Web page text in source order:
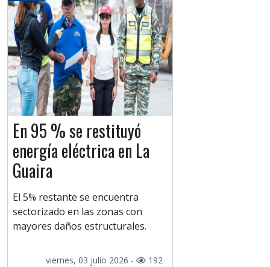
En 95 % se restituyó
energía eléctrica en La
Guaira
El 5% restante se encuentra
sectorizado en las zonas con
mayores daños estructurales.
viernes, 03 julio 2026 - 192